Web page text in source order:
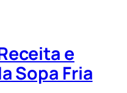
e
Sopa Fria